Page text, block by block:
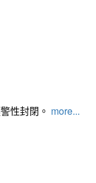
性封閉。 more...